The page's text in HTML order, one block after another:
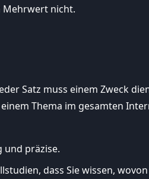
Mehrwert nicht.
Satz muss einem Zweck
Thema im gesamten
und präzise.
dass Sie wissen,